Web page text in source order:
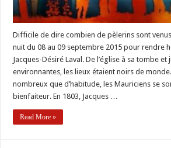
Difficile de dire combien de pèlerins sont
nuit du 08 au 09 septembre 2015 pour rendre
Jacques-Désiré Laval. De l’église à sa tombe
environnantes, les lieux étaient noirs de
nombreux que d’habitude, les Mauriciens se
bienfaiteur. En 1803, Jacques …
Read More »